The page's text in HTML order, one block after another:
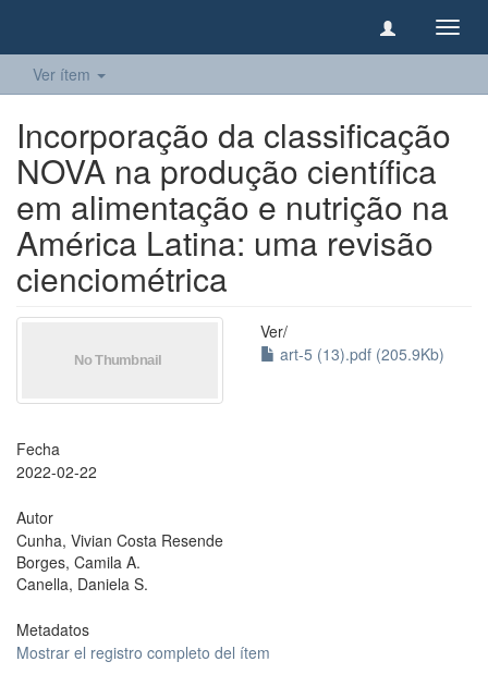
Ver ítem
Incorporação da classificação
NOVA na produção científica
em alimentação e nutrição na
América Latina: uma revisão
cienciométrica
Ver/
art-5 (13).pdf (205.9Kb)
Fecha
2022-02-22
Autor
Cunha, Vivian Costa Resende
Borges, Camila A.
Canella, Daniela S.
Metadatos
Mostrar el registro completo del ítem